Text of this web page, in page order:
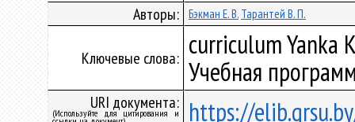
Авторы: Бэкман Е. В. Тарантей В. П.
Ключевые слова: curriculum Yanka
Учебная
URI документа:
(Используйте для цитирования и https://